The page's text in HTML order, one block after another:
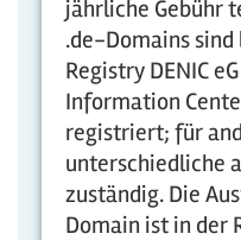
jährliche Gebühr
.de-Domains
Registry DENIC
Information
registriert; für
unterschiedliche
zuständig. Die
Domain ist in der